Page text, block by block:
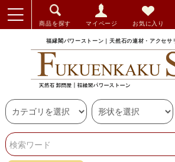
商品を探す マイページ お気に入り
福縁閣パワーストーン｜天然石の連材・アクセサ